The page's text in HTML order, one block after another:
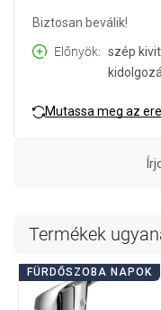
Biztosan beválik!
Előnyök
szép
Mutassa meg az
Termékek
FÜRDŐSZOBA NAPOK